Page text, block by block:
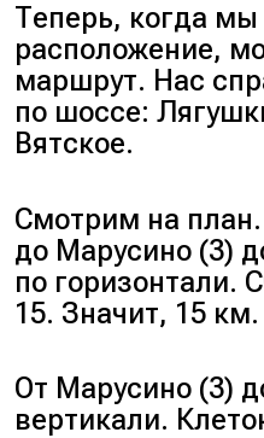
Теперь, когда
расположение,
маршрут. Нас
по шоссе:
Вятское.
Смотрим на
до Марусино (3)
по горизонтали.
15. Значит, 15 км.
От Марусино (3)
вертикали.